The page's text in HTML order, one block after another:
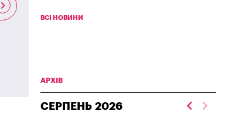
ВСІ НОВИНИ
АРХІВ
СЕРПЕНЬ 2026